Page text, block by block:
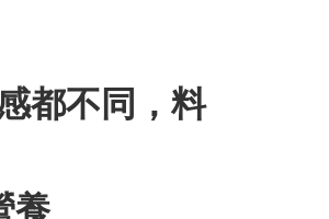
都不同，料
養